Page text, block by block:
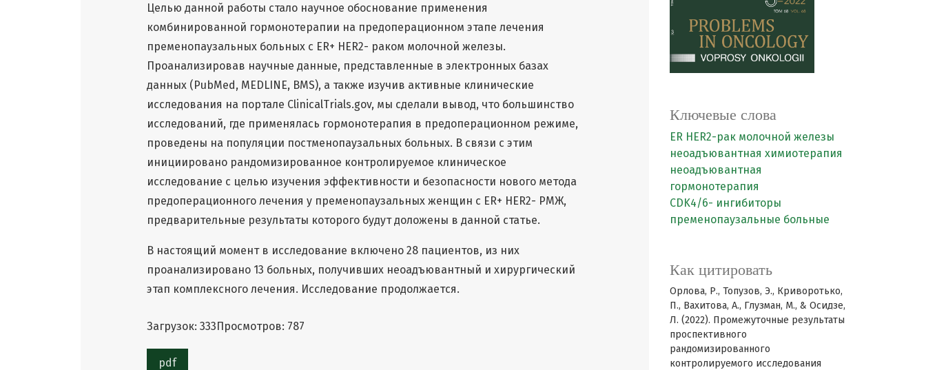
Ключевые слова
ER HER2-рак молочной железы
неоадъювантная химиотерапия
неоадъювантная
гормонотерапия
CDK4/6- ингибиторы
пременопаузальные больные
Как цитировать
Орлова, Р., Топузов, Э., Криворотько,
П., Вахитова, А., Глузман, М., & Осидзе,
Л. (2022). Промежуточные результаты
проспективного
рандомизированного
контролируемого исследования
Целью данной работы стало научное обоснование применения
комбинированной гормонотерапии на предоперационном этапе лечения
пременопаузальных больных с ER+ HER2- раком молочной железы.
Проанализировав научные данные, представленные в электронных базах
данных (PubMed, MEDLINE, BMS), а также изучив активные клинические
исследования на портале ClinicalTrials.gov, мы сделали вывод, что большинство
исследований, где применялась гормонотерапия в предоперационном режиме,
проведены на популяции постменопаузальных больных. В связи с этим
инициировано рандомизированное контролируемое клиническое
исследование с целью изучения эффективности и безопасности нового метода
предоперационного лечения у пременопаузальных женщин с ER+ HER2- РМЖ,
предварительные результаты которого будут доложены в данной статье.
В настоящий момент в исследование включено 28 пациентов, из них
проанализировано 13 больных, получивших неоадъювантный и хирургический
этап комплексного лечения. Исследование продолжается.
Загрузок: 333Просмотров: 787
pdf